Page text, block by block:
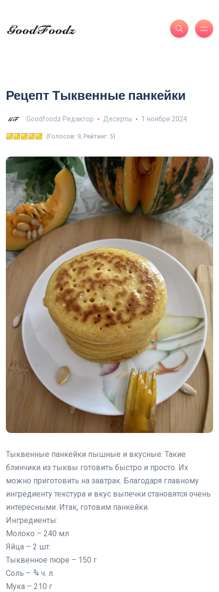
Рецепт Тыквенные панкейки
Goodfoodz Редактор Десерты 1 ноября 2024
(Голосов: 9, Рейтинг: 5)
Тыквенные панкейки пышные и вкусные. Такие
блинчики из тыквы готовить быстро и просто. Их
можно приготовить на завтрак. Благодаря главному
ингредиенту текстура и вкус выпечки становятся очень
интересными. Итак, готовим панкейки.
Ингредиенты:
Молоко – 240 мл
Яйца – 2 шт.
Тыквенное пюре – 150 г
Соль – ¾ ч. л.
Мука – 210 г